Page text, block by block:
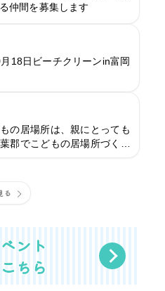
仲間を募集します
月18日ビーチクリーンin富岡
の居場所は、親にとっても
郡でこどもの居場所づくり
る
ント
ちら